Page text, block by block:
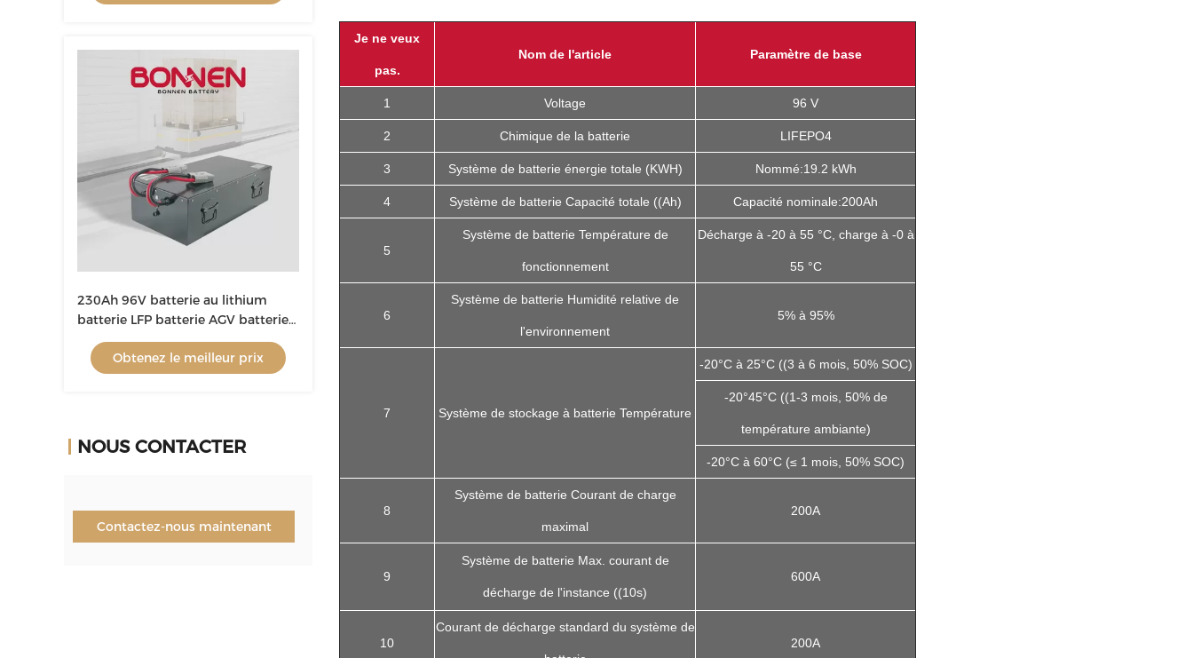
230Ah 96V batterie au lithium
batterie LFP batterie AGV batterie
au lithium pour RGV, robots lourds
Obtenez le meilleur prix
NOUS CONTACTER
Contactez-nous maintenant
Je ne veux
pas.
Nom de l'article Paramètre de base
1 Voltage 96 V
2 Chimique de la batterie LIFEPO4
3 Système de batterie énergie totale (KWH) Nommé:19.2 kWh
4 Système de batterie Capacité totale ((Ah) Capacité nominale:200Ah
5
Système de batterie Température de
fonctionnement
Décharge à -20 à 55 °C, charge à -0 à
55 °C
6
Système de batterie Humidité relative de
l'environnement
5% à 95%
7 Système de stockage à batterie Température
-20°C à 25°C ((3 à 6 mois, 50% SOC)
-20°45°C ((1-3 mois, 50% de
température ambiante)
-20°C à 60°C (≤ 1 mois, 50% SOC)
8
Système de batterie Courant de charge
maximal
200A
9
Système de batterie Max. courant de
décharge de l'instance ((10s)
600A
10
Courant de décharge standard du système de
200A